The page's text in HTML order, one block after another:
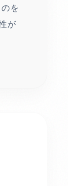
を
が